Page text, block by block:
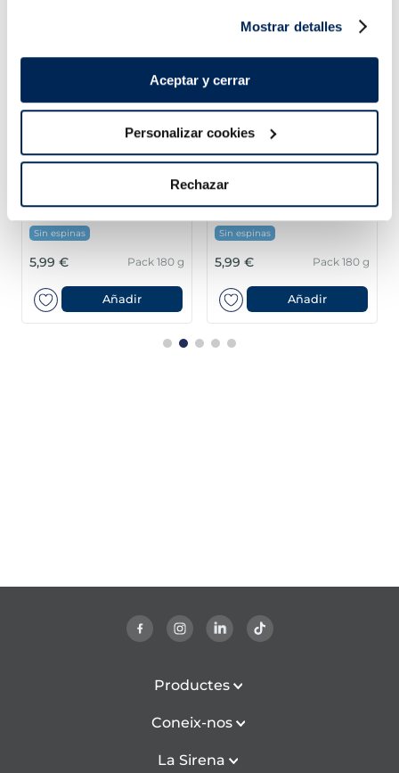
Mostrar detalles
Aceptar y cerrar
Personalizar cookies
Rechazar
Premium
Sin espinas
5,99 € Pack 180 g
Añadir
Filets d'Orada Premium
Sin espinas
5,99 € Pack 180 g
Añadir
Productes
Coneix-nos
La Sirena